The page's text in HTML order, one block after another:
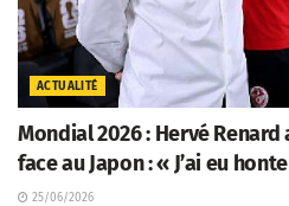
ACTUALITÉ
Mondial 2026 : Hervé
face au Japon : « J’ai eu
25/06/2026